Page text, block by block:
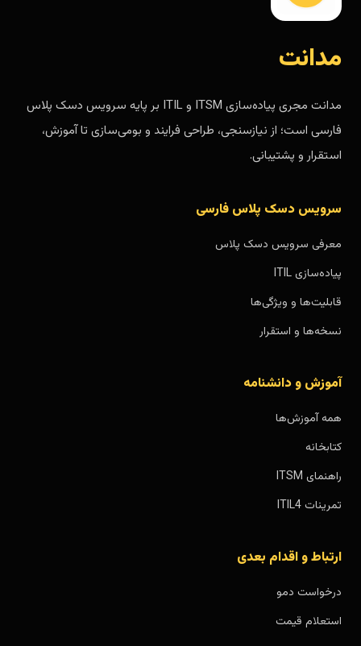
مدانت
مدانت مجری پیاده‌سازی ITSM و ITIL بر پایه سرویس دسک پلاس
فارسی است؛ از نیازسنجی، طراحی فرایند و بومی‌سازی تا آموزش،
استقرار و پشتیبانی.
سرویس دسک پلاس فارسی
معرفی سرویس دسک پلاس
پیاده‌سازی ITIL
قابلیت‌ها و ویژگی‌ها
نسخه‌ها و استقرار
آموزش و دانشنامه
همه آموزش‌ها
کتابخانه
راهنمای ITSM
تمرینات ITIL4
ارتباط و اقدام بعدی
درخواست دمو
استعلام قیمت